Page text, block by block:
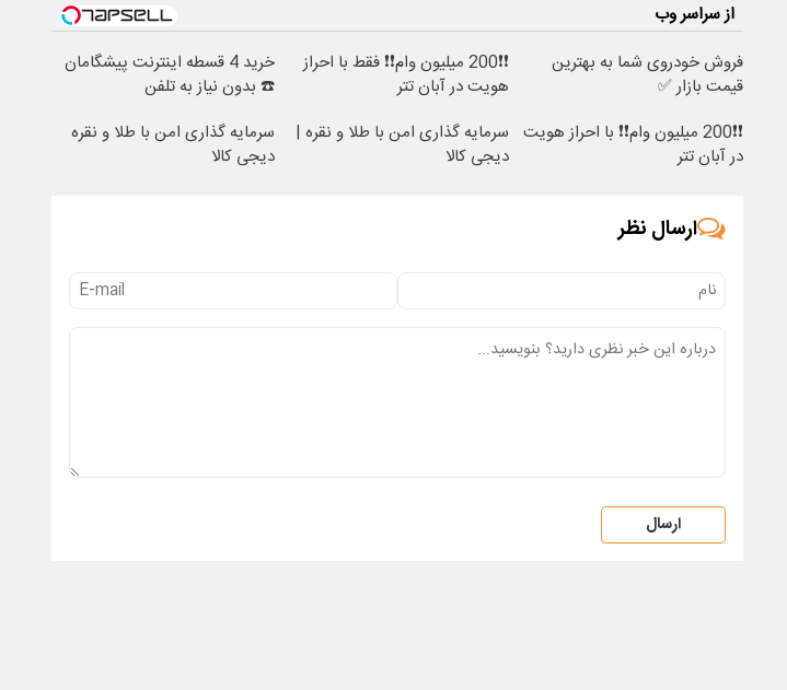
از سراسر وب
فروش خودروی شما به بهترین
قیمت بازار ✅
❗❗200 میلیون وام❗❗ فقط با احراز
هویت در آبان تتر
خرید 4 قسطه اینترنت پیشگامان
☎️ بدون نیاز به تلفن
❗❗200 میلیون وام❗❗ با احراز هویت
در آبان تتر
سرمایه گذاری امن با طلا و نقره |
دیجی کالا
سرمایه گذاری امن با طلا و نقره
دیجی کالا
ارسال نظر
ارسال